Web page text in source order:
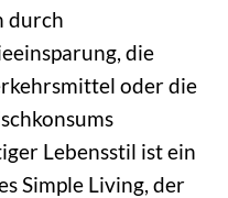
durch
die
oder die
Lebensstil ist ein
Simple Living, der